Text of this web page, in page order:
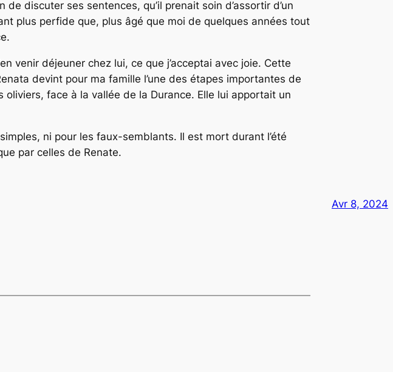
discuter ses sentences, qu’il prenait soin d’assortir d’un
plus perfide que, plus âgé que moi de quelques années tout
venir déjeuner chez lui, ce que j’acceptai avec joie. Cette
devint pour ma famille l’une des étapes importantes de
face à la vallée de la Durance. Elle lui apportait un
ni pour les faux-semblants. Il est mort durant l’été
par celles de Renate.
Avr 8, 2024